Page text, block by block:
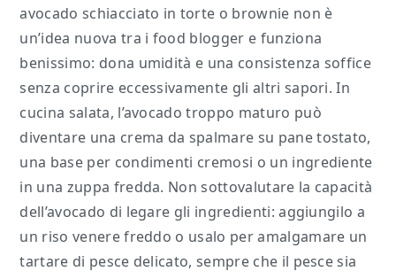
avocado schiacciato in torte o brownie non è
un’idea nuova tra i food blogger e funziona
benissimo: dona umidità e una consistenza soffice
senza coprire eccessivamente gli altri sapori. In
cucina salata, l’avocado troppo maturo può
diventare una crema da spalmare su pane tostato,
una base per condimenti cremosi o un ingrediente
in una zuppa fredda. Non sottovalutare la capacità
dell’avocado di legare gli ingredienti: aggiungilo a
un riso venere freddo o usalo per amalgamare un
tartare di pesce delicato, sempre che il pesce sia